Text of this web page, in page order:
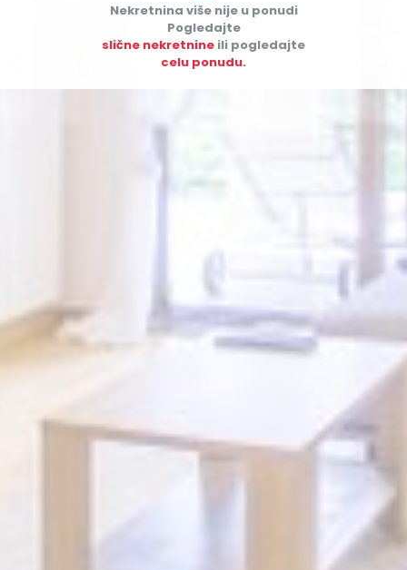
Nekretnina više nije u ponudi
Pogledajte
slične nekretnine ili pogledajte
celu ponudu.